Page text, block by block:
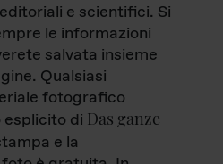
e scientifici. Si
le informazioni
salvata insieme
Qualsiasi
fotografico
esplicito di Das ganze
e la